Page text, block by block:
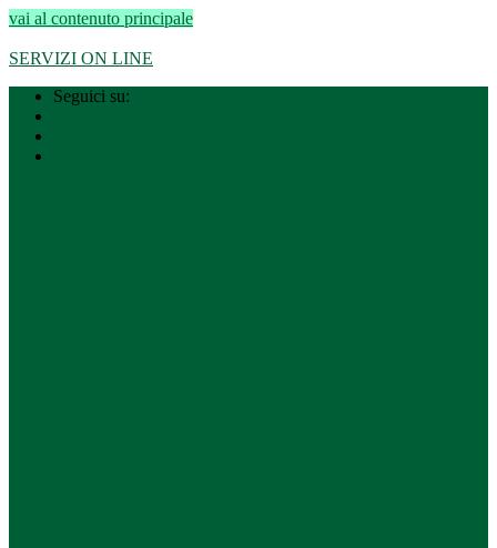
vai al contenuto principale
SERVIZI ON LINE
Seguici su: